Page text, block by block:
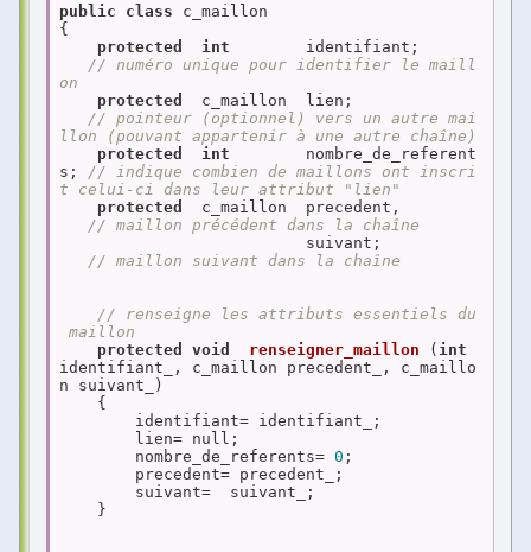
public class c_maillon
{
protected
int identifiant;
// numéro unique pour identifier le maill
on
protected
c_maillon  lien;
// pointeur (optionnel) vers un autre mai
llon (pouvant appartenir à une autre chaîne)
protected
int nombre_de_referent
s;
// indique combien de maillons ont inscri
t celui-ci dans leur attribut "lien"
protected
c_maillon  precedent,
// maillon précédent dans la chaîne
suivant;
// maillon suivant dans la chaîne
// renseigne les attributs essentiels du
maillon
protected
void renseigner_maillon ( int
identifiant_, c_maillon precedent_, c_maillo
n suivant_)
{
identifiant= identifiant_;
lien= null;
nombre_de_referents= 0 ;
precedent= precedent_;
suivant=  suivant_;
}